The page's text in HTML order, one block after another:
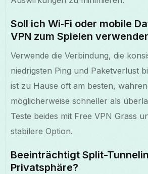
Soll ich Wi‑Fi oder mobile
VPN zum Spielen
Verwende die Verbindung, die
niedrigsten Ping und Paketverlust
ist zu Hause oft am besten,
möglicherweise schneller als
Teste beides mit Free VPN Grass
stabilere Option.
Beeinträchtigt Split-
Privatsphäre?